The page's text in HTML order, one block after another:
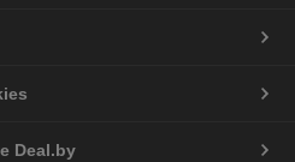
Deal.by